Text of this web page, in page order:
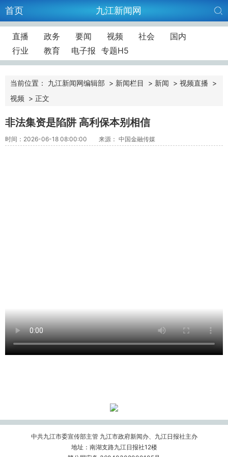
首页 九江新闻网
直播 政务 要闻 视频 社会
国内
行业
教育 电子报 专题H5
当前位置： 九江新闻网编辑部 > 新闻栏目 > 新闻 > 视频直播 >
视频 > 正文
非法集资是陷阱 高利保本别相信
时间：2026-06-18 08:00:00 来源： 中国金融传媒
中共九江市委宣传部主管 九江市政府新闻办、九江日报社主办
地址：南湖支路九江日报社12楼